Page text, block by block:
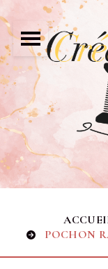
POCHON
Panneau de gestion